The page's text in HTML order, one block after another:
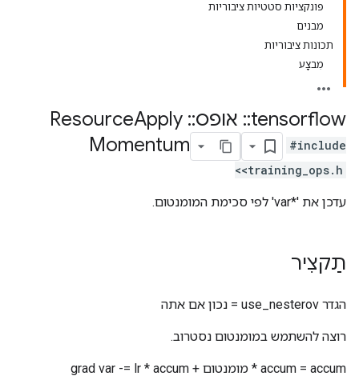
פונקציות סטטיות ציבוריות
מבנים
תכונות ציבוריות
מִבצָע
tensorflow
:: אופס::
Apply
Momentum
#include
<training_ops.h>
עדכן את '*var' לפי סכימת המומנטום.
תַקצִיר
הגדר use_nesterov = נכון אם אתה
רוצה להשתמש במומנטום נסטרוב.
accum = accum * מומנטום + grad var -= lr * accum